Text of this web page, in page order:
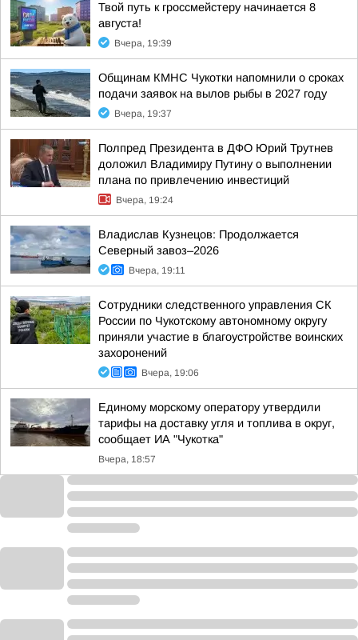
Твой путь к гроссмейстеру начинается 8
августа!
Вчера, 19:39
Общинам КМНС Чукотки напомнили о сроках
подачи заявок на вылов рыбы в 2027 году
Вчера, 19:37
Полпред Президента в ДФО Юрий Трутнев
доложил Владимиру Путину о выполнении
плана по привлечению инвестиций
Вчера, 19:24
Владислав Кузнецов: Продолжается
Северный завоз–2026
Вчера, 19:11
Сотрудники следственного управления СК
России по Чукотскому автономному округу
приняли участие в благоустройстве воинских
захоронений
Вчера, 19:06
Единому морскому оператору утвердили
тарифы на доставку угля и топлива в округ,
сообщает ИА "Чукотка"
Вчера, 18:57